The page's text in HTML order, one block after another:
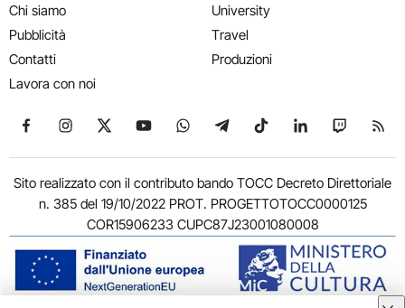
Chi siamo
Pubblicità
Contatti
Lavora con noi
University
Travel
Produzioni
Seguici su Facebook
Seguici su Instagram
Seguici su X
Seguici su YouTube
Seguici su WhatsApp
Seguici su Telegram
Seguici su TikTok
Seguici su
Seguici
Sito realizzato con il contributo bando TOCC Decreto Direttoriale
n. 385 del 19/10/2022 PROT. PROGETTOTOCC0000125
COR15906233 CUPC87J23001080008